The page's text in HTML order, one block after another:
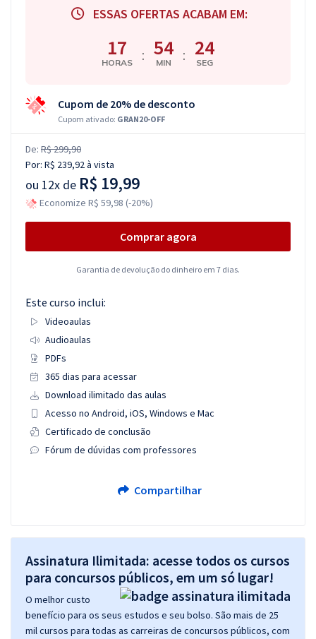
ESSAS OFERTAS ACABAM EM:
17
HORAS : 54
MIN : 24
SEG
Cupom de 20% de desconto
Cupom ativado: GRAN20-OFF
De: R$ 299,90
Por: R$ 239,92à vista
ou 12x de R$ 19,99
Economize R$ 59,98 (-20%)
Comprar agora
Garantia de devolução do dinheiro em 7 dias.
Este curso inclui:
Videoaulas
Audioaulas
PDFs
365 dias para acessar
Download ilimitado das aulas
Acesso no Android, iOS, Windows e Mac
Certificado de conclusão
Fórum de dúvidas com professores
Compartilhar
Assinatura Ilimitada: acesse todos os cursos
para concursos públicos, em um só lugar!
O melhor custo
benefício para os seus estudos e seu bolso. São mais de 25
mil cursos para todas as carreiras de concursos públicos, com